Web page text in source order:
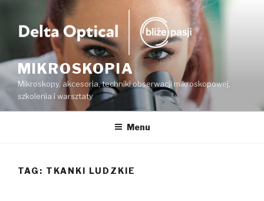
treści
MIKROSKOPIA
Mikroskopy, akcesoria, techniki obserwacji mikroskopowej,
szkolenia i warsztaty
Menu
TAG: TKANKI LUDZKIE